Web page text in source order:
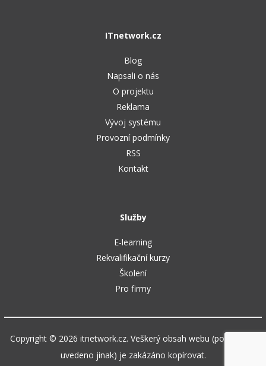
ITnetwork.cz
Blog
Napsali o nás
O projektu
Reklama
Vývoj systému
Provozní podmínky
RSS
Kontakt
Služby
E-learning
Rekvalifikační kurzy
Školení
Pro firmy
Copyright © 2026 itnetwork.cz. Veškerý obsah webu (pokud není
uvedeno jinak) je zakázáno kopírovat.